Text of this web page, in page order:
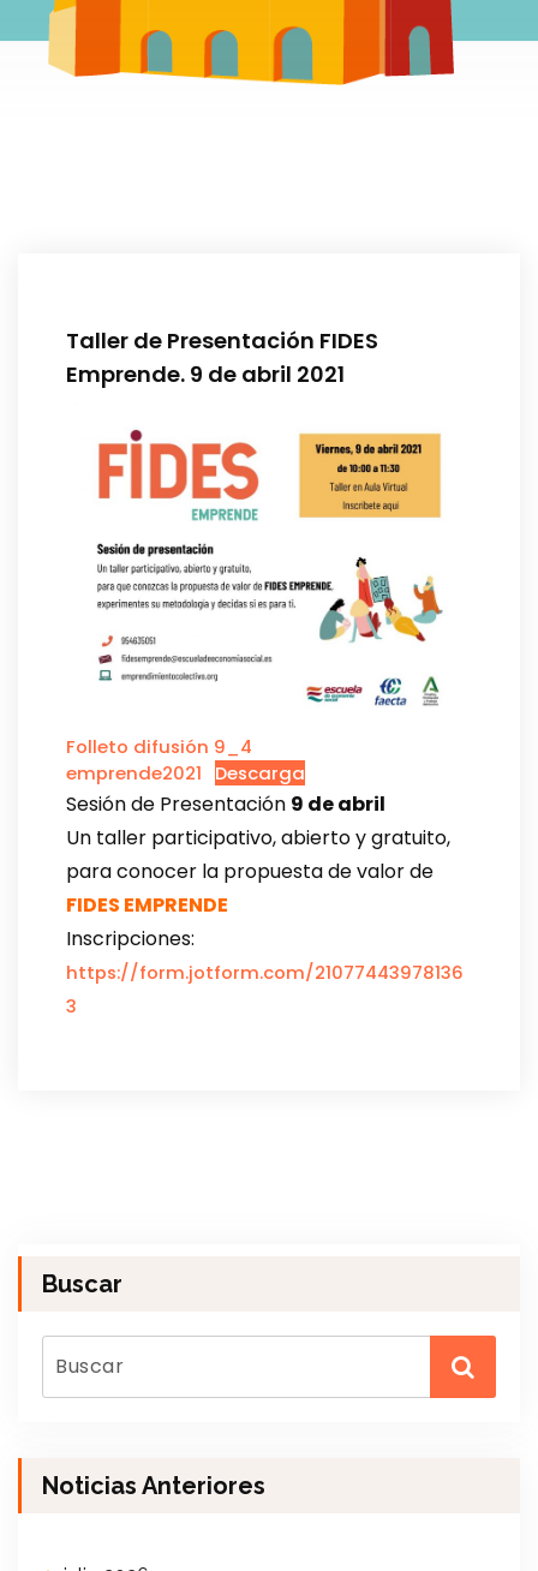
Taller de Presentación FIDES
Emprende. 9 de abril 2021
Folleto difusión 9_4
emprende2021
Descarga
Sesión de Presentación 9 de abril
Un taller participativo, abierto y gratuito,
para conocer la propuesta de valor de
FIDES EMPRENDE
Inscripciones:
https://form.jotform.com/21077443978136
3
Buscar
Noticias Anteriores